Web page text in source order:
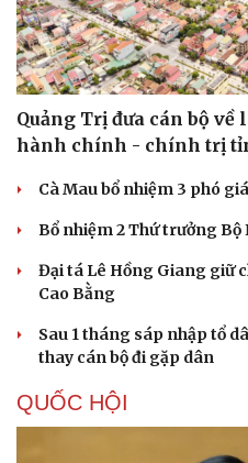
Quảng Trị đưa cán bộ
hành chính - chính trị
Cà Mau bổ nhiệm 3 phó
Bổ nhiệm 2 Thứ trưởng Bộ
Đại tá Lê Hồng Giang giữ
Cao Bằng
Sau 1 tháng sáp nhập tổ
thay cán bộ đi gặp dân
QUỐC HỘI